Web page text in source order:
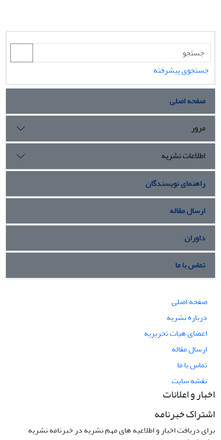
جستجوی پیشرفته
صفحه اصلی
مرور
اطلاعات نشریه
راهنمای نویسندگان
ارسال مقاله
داوران
تماس با ما
صفحه اصلی
درباره نشریه
اعضای هیات تحریریه
ارسال مقاله
تماس با ما
نقشه سایت
اخبار و اعلانات
اشتراک خبرنامه
برای دریافت اخبار و اطلاعیه های مهم نشریه در خبرنامه نشریه